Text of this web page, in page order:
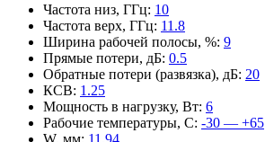
Частота низ, ГГц: 10
Частота верх, ГГц: 11.8
Ширина рабочей полосы, %: 9
Прямые потери, дБ: 0.5
Обратные потери (развязка), дБ: 20
КСВ: 1.25
Мощность в нагрузку, Вт: 6
Рабочие температуры, С: -30 — +65
W, мм: 11.94